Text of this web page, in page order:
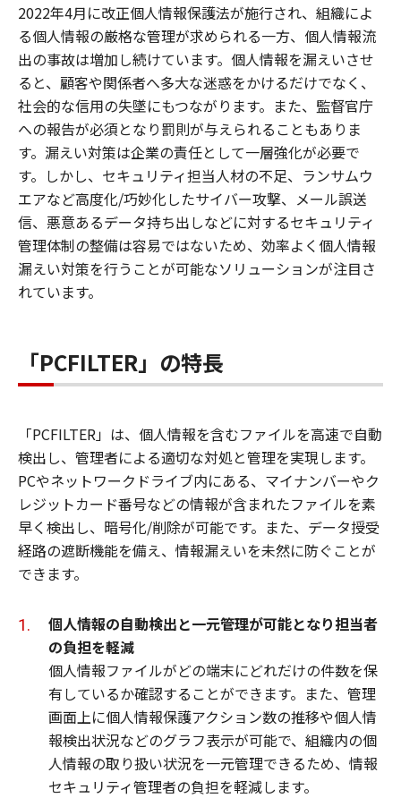
2022年4月に改正個人情報保護法が施行され、組織によ
る個人情報の厳格な管理が求められる一方、個人情報流
出の事故は増加し続けています。個人情報を漏えいさせ
ると、顧客や関係者へ多大な迷惑をかけるだけでなく、
社会的な信用の失墜にもつながります。また、監督官庁
への報告が必須となり罰則が与えられることもありま
す。漏えい対策は企業の責任として一層強化が必要で
す。しかし、セキュリティ担当人材の不足、ランサムウ
エアなど高度化/巧妙化したサイバー攻撃、メール誤送
信、悪意あるデータ持ち出しなどに対するセキュリティ
管理体制の整備は容易ではないため、効率よく個人情報
漏えい対策を行うことが可能なソリューションが注目さ
れています。
「PCFILTER」の特長
「PCFILTER」は、個人情報を含むファイルを高速で自動
検出し、管理者による適切な対処と管理を実現します。
PCやネットワークドライブ内にある、マイナンバーやク
レジットカード番号などの情報が含まれたファイルを素
早く検出し、暗号化/削除が可能です。また、データ授受
経路の遮断機能を備え、情報漏えいを未然に防ぐことが
できます。
個人情報の自動検出と一元管理が可能となり担当者
の負担を軽減
個人情報ファイルがどの端末にどれだけの件数を保
有しているか確認することができます。また、管理
画面上に個人情報保護アクション数の推移や個人情
報検出状況などのグラフ表示が可能で、組織内の個
人情報の取り扱い状況を一元管理できるため、情報
セキュリティ管理者の負担を軽減します。